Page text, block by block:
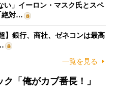
い」イーロン・マスク氏とスペ
絶対…
】銀行、商社、ゼネコンは最高
一覧を見る
「俺がカブ番長！」